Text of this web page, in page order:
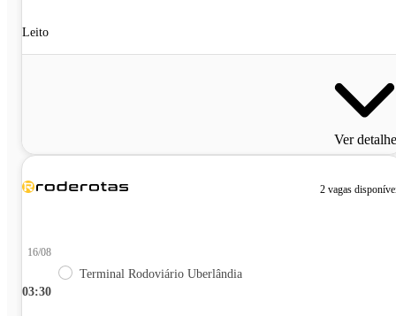
Leito
Ver
2 vagas
03:30
16/08
Terminal Rodoviário Uberlândia